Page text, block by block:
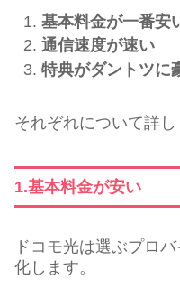
基本料金が一番安
通信速度が速い
特典がダントツに
それぞれについて詳し
1.基本料金が安い
ドコモ光は選ぶプロ
化します。